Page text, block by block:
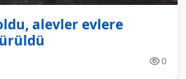
alevler evlere
0